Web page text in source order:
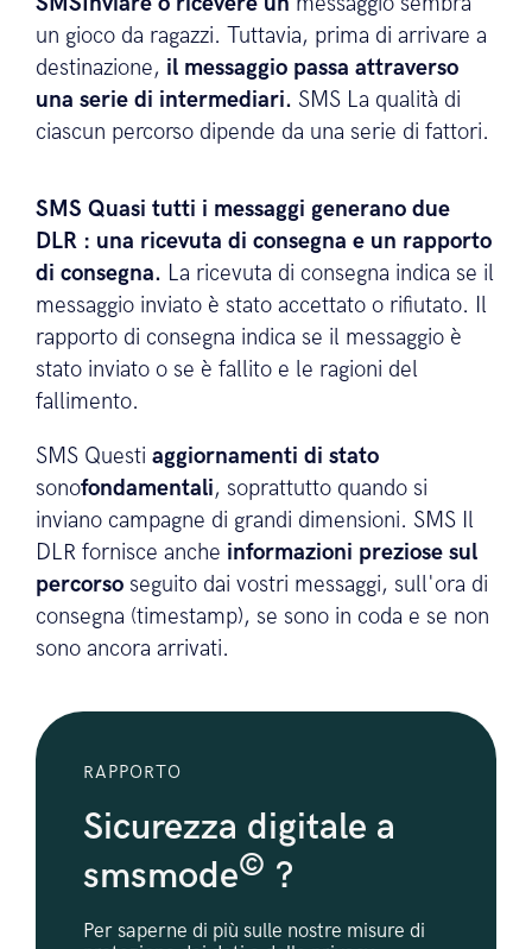
un gioco da ragazzi. Tuttavia, prima di arrivare a
destinazione, il messaggio passa attraverso
una serie di intermediari. SMS La qualità di
ciascun percorso dipende da una serie di fattori.
SMS Quasi tutti i messaggi generano due
DLR : una ricevuta di consegna e un rapporto
di consegna. La ricevuta di consegna indica se il
messaggio inviato è stato accettato o rifiutato. Il
rapporto di consegna indica se il messaggio è
stato inviato o se è fallito e le ragioni del
fallimento.
SMS Questi aggiornamenti di stato
sonofondamentali, soprattutto quando si
inviano campagne di grandi dimensioni. SMS Il
DLR fornisce anche informazioni preziose sul
percorso seguito dai vostri messaggi, sull'ora di
consegna (timestamp), se sono in coda e se non
sono ancora arrivati.
RAPPORTO
Sicurezza digitale a
smsmode© ?
Per saperne di più sulle nostre misure di